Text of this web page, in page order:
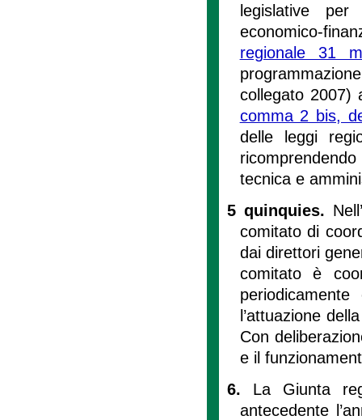
legislative per
economico-
regionale 31
collegato 2007)
comma 2 bis,
delle leggi
tecnica e
5 quinquies.
comitato di
dai direttori
comitato è
l’attuazione
Con
e il
6. La Giunta
antecedente